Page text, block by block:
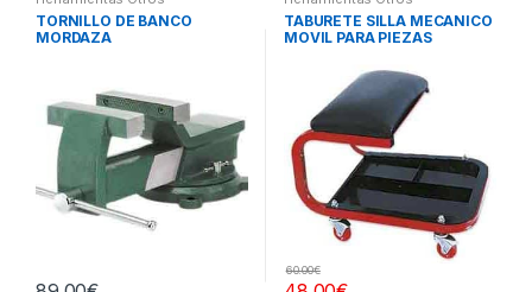
TORNILLO DE BANCO
MORDAZA
TABURETE SILLA MECANICO
MOVIL PARA PIEZAS
60.00€